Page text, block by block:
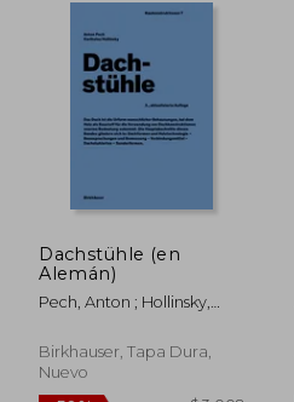
dcto. $ 3.762
Dachstühle (en
Alemán)
Pech, Anton ; Hollinsky,
Birkhauser, Tapa Dura,
Nuevo